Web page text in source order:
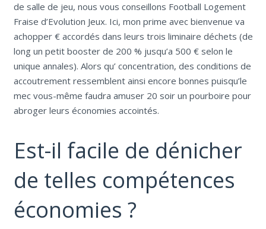
de salle de jeu, nous vous conseillons Football Logement
Fraise d’Evolution Jeux. Ici, mon prime avec bienvenue va
achopper € accordés dans leurs trois liminaire déchets (de
long un petit booster de 200 % jusqu’a 500 € selon le
unique annales). Alors qu’ concentration, des conditions de
accoutrement ressemblent ainsi encore bonnes puisqu’le
mec vous-même faudra amuser 20 soir un pourboire pour
abroger leurs économies accointés.
Est-il facile de dénicher
de telles compétences
économies ?